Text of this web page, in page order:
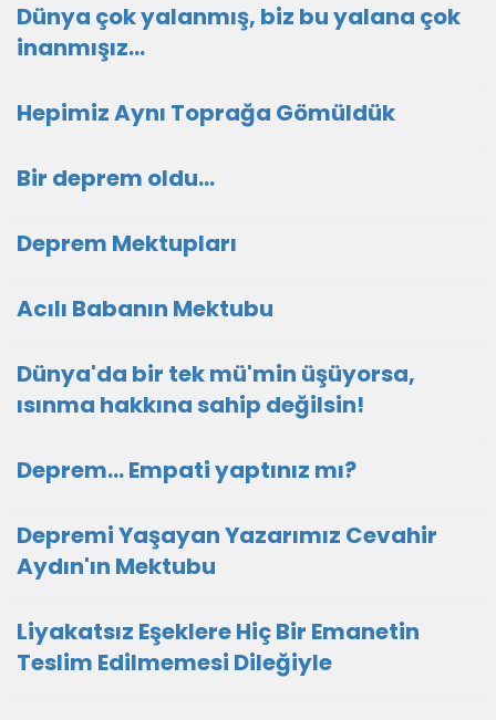
Dünya çok yalanmış, biz bu yalana çok
inanmışız...
Hepimiz Aynı Toprağa Gömüldük
Bir deprem oldu...
Deprem Mektupları
Acılı Babanın Mektubu
Dünya'da bir tek mü'min üşüyorsa,
ısınma hakkına sahip değilsin!
Deprem... Empati yaptınız mı?
Depremi Yaşayan Yazarımız Cevahir
Aydın'ın Mektubu
Liyakatsız Eşeklere Hiç Bir Emanetin
Teslim Edilmemesi Dileğiyle